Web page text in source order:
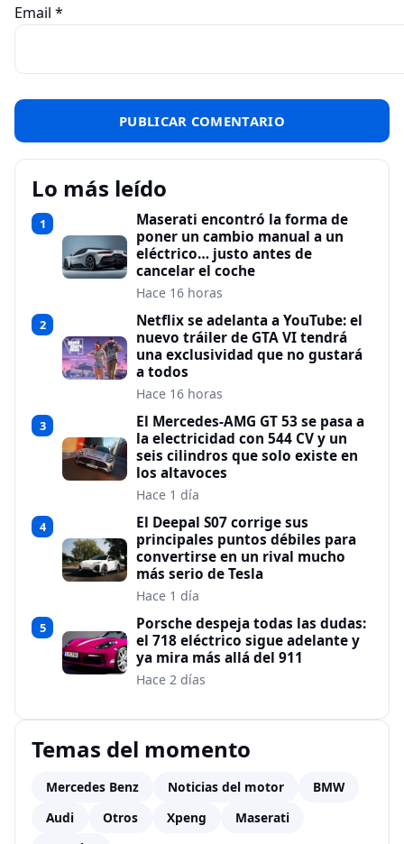
Email *
Lo más leído
1
Maserati encontró la forma de
poner un cambio manual a un
eléctrico… justo antes de
cancelar el coche
Hace 16 horas
2
Netflix se adelanta a YouTube: el
nuevo tráiler de GTA VI tendrá
una exclusividad que no gustará
a todos
Hace 16 horas
3
El Mercedes-AMG GT 53 se pasa a
la electricidad con 544 CV y un
seis cilindros que solo existe en
los altavoces
Hace 1 día
4
El Deepal S07 corrige sus
principales puntos débiles para
convertirse en un rival mucho
más serio de Tesla
Hace 1 día
5
Porsche despeja todas las dudas:
el 718 eléctrico sigue adelante y
ya mira más allá del 911
Hace 2 días
Temas del momento
Mercedes Benz Noticias del motor
BMW
Audi
Otros Xpeng
Maserati